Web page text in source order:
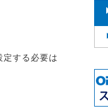
する必要は